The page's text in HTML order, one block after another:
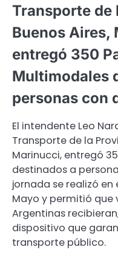
Transporte de
Buenos Aires,
entregó 350
Multimodales
personas con
El intendente Leo
Transporte de la
Marinucci, entregó
destinados a
jornada se realizó
Mayo y permitió que
Argentinas
dispositivo que
transporte público.